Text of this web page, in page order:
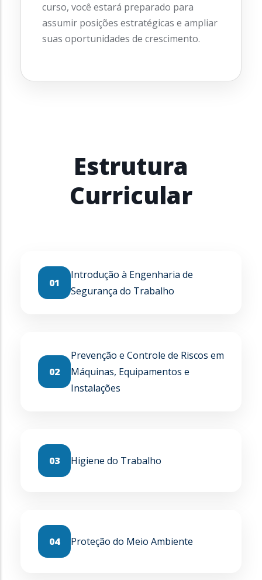
curso, você estará preparado para
assumir posições estratégicas e ampliar
suas oportunidades de crescimento.
Estrutura
Curricular
01
Introdução à Engenharia de
Segurança do Trabalho
02
Prevenção e Controle de Riscos em
Máquinas, Equipamentos e
Instalações
03 Higiene do Trabalho
04 Proteção do Meio Ambiente